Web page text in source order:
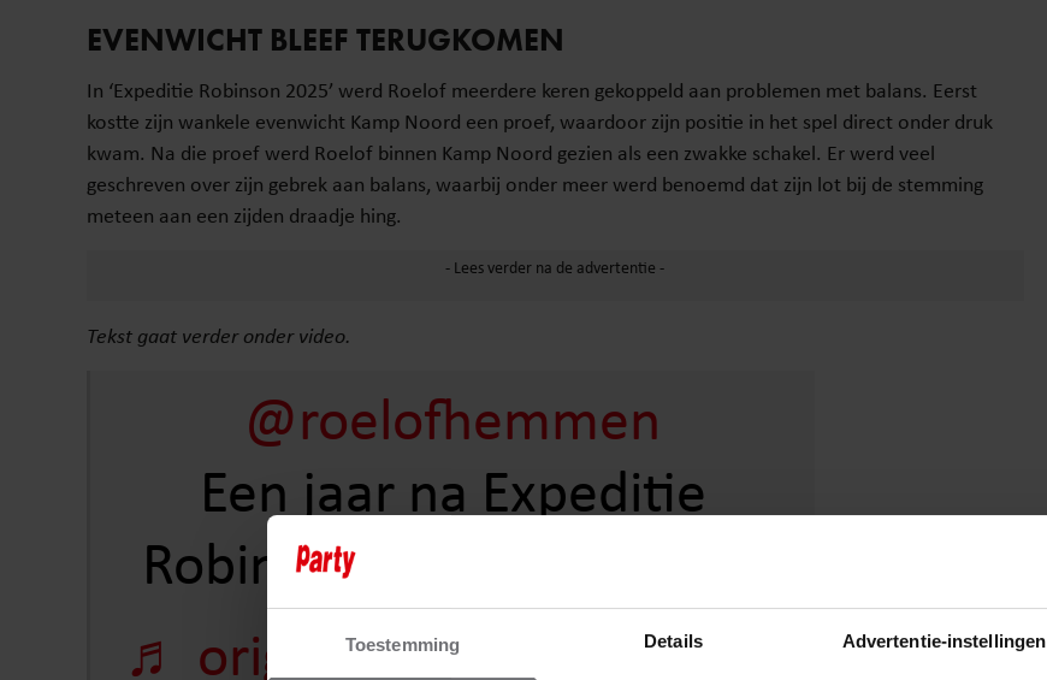
Toestemming Details Advertentie-instellingen
EVENWICHT BLEEF TERUGKOMEN
In ‘Expeditie Robinson 2025’ werd Roelof meerdere keren gekoppeld aan problemen met balans. Eerst
kostte zijn wankele evenwicht Kamp Noord een proef, waardoor zijn positie in het spel direct onder druk
kwam. Na die proef werd Roelof binnen Kamp Noord gezien als een zwakke schakel. Er werd veel
geschreven over zijn gebrek aan balans, waarbij onder meer werd benoemd dat zijn lot bij de stemming
meteen aan een zijden draadje hing.
Tekst gaat verder onder video.
@roelofhemmen
Een jaar na Expeditie
Robinson. Ik geef niet op!
♬ origineel geluid – Roelof